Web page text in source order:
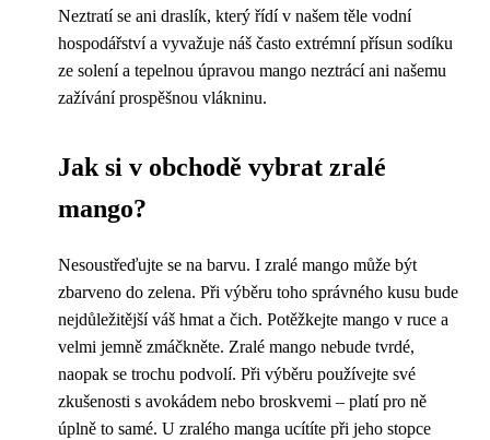
Neztratí se ani draslík, který řídí v našem těle vodní
hospodářství a vyvažuje náš často extrémní přísun sodíku
ze solení a tepelnou úpravou mango neztrácí ani našemu
zažívání prospěšnou vlákninu.
Jak si v obchodě vybrat zralé
mango?
Nesoustřeďujte se na barvu. I zralé mango může být
zbarveno do zelena. Při výběru toho správného kusu bude
nejdůležitější váš hmat a čich. Potěžkejte mango v ruce a
velmi jemně zmáčkněte. Zralé mango nebude tvrdé,
naopak se trochu podvolí. Při výběru používejte své
zkušenosti s avokádem nebo broskvemi – platí pro ně
úplně to samé. U zralého manga ucítíte při jeho stopce